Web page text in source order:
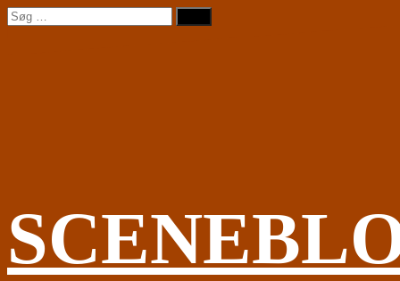
Videre
til
Søg
efter: